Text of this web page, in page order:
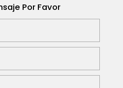
Por Favor